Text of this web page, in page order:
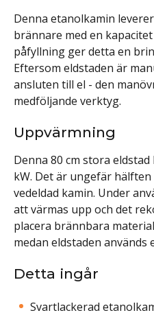
Denna etanolkamin
brännare med en
påfyllning ger detta en
Eftersom eldstaden är
ansluten till el - den
medföljande verktyg.
Uppvärmning
Denna 80 cm stora
kW. Det är ungefär
vedeldad kamin. Under
att värmas upp och det
placera brännbara
medan eldstaden används
Detta ingår
Svartlackerad